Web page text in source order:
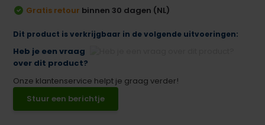
Gratis retour binnen 30 dagen (NL)
Dit product is verkrijgbaar in de volgende uitvoeringen:
Heb je een vraag
over dit product?
Onze klantenservice helpt je graag verder!
Stuur een berichtje